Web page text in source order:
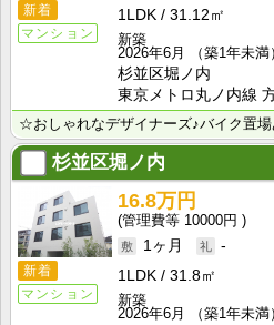
新着
マンション
1LDK
31.12㎡
新築
2026年6月
（築1年未満
杉並区堀ノ内
東京メトロ丸ノ内線
☆おしゃれなデザイナーズ♪バイク置
杉並区堀ノ内
新着
マンション
16.8万円
10000円
1ヶ月
-
1LDK
31.8㎡
新築
2026年6月
（築1年未満